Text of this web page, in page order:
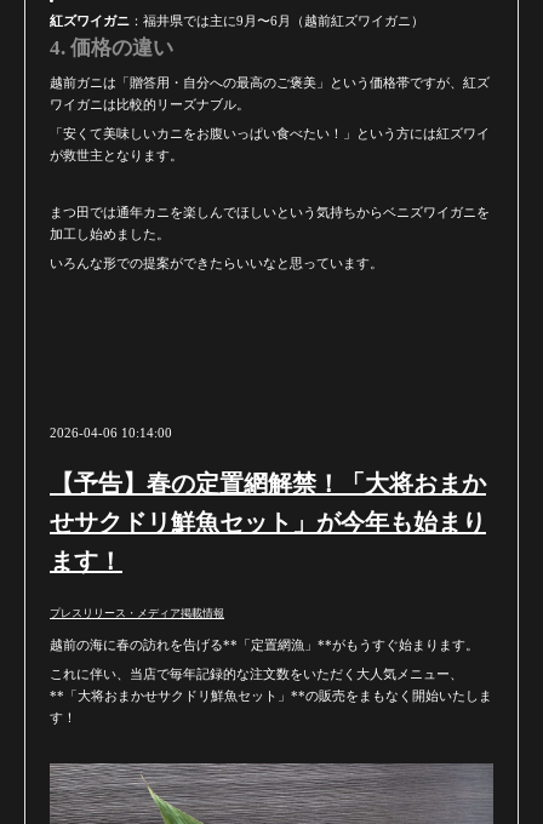
紅ズワイガニ ：福井県では主に9月〜6月（越前紅ズワイガニ）
4. 価格の違い
越前ガニは「贈答用・自分への最高のご褒美」という価格帯ですが、紅ズ
ワイガニは比較的リーズナブル。
「安くて美味しいカニをお腹いっぱい食べたい！」という方には紅ズワイ
が救世主となります。
まつ田では通年カニを楽しんでほしいという気持ちからベニズワイガニを
加工し始めました。
いろんな形での提案ができたらいいなと思っています。
2026-04-06 10:14:00
【予告】春の定置網解禁！「大将おまか
せサクドリ鮮魚セット」が今年も始まり
ます！
プレスリリース・メディア掲載情報
越前の海に春の訪れを告げる**「定置網漁」**がもうすぐ始まります。
これに伴い、当店で毎年記録的な注文数をいただく大人気メニュー、
**「大将おまかせサクドリ鮮魚セット」**の販売をまもなく開始いたしま
す！